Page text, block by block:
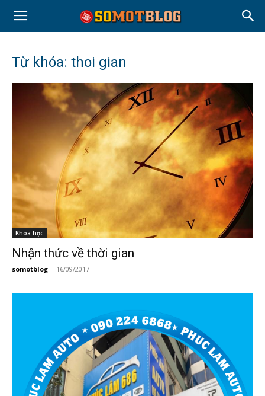
Từ khóa: thoi gian
Khoa học
Nhận thức về thời gian
somotblog - 16/09/2017